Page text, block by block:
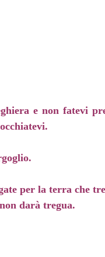
e non fatevi
per la terra che
darà tregua.